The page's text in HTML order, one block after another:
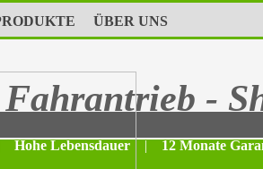
ÜBER UNS
Fahrantrieb -
Hohe Lebensdauer | 12 Monate